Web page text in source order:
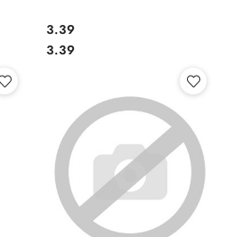
Cena:
3.39
Cena:
3.39